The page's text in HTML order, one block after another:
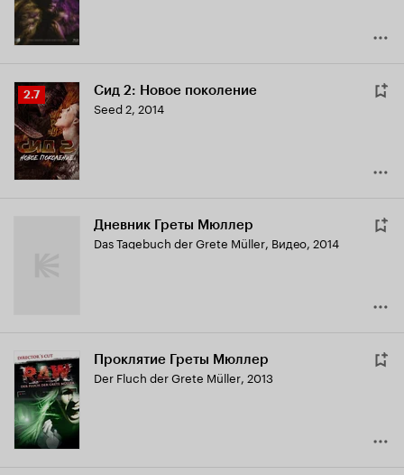
Рейтинг
Кинопоиска
2.7
2.7 Сид 2: Новое поколение
Seed 2, 2014
Дневник Греты Мюллер
Das Tagebuch der Grete Müller, Видео, 2014
Проклятие Греты Мюллер
Der Fluch der Grete Müller, 2013